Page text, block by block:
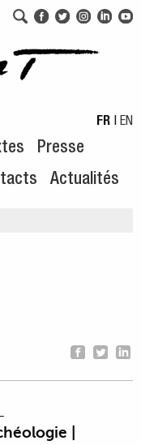
FR | EN
Presse
Actualités
|